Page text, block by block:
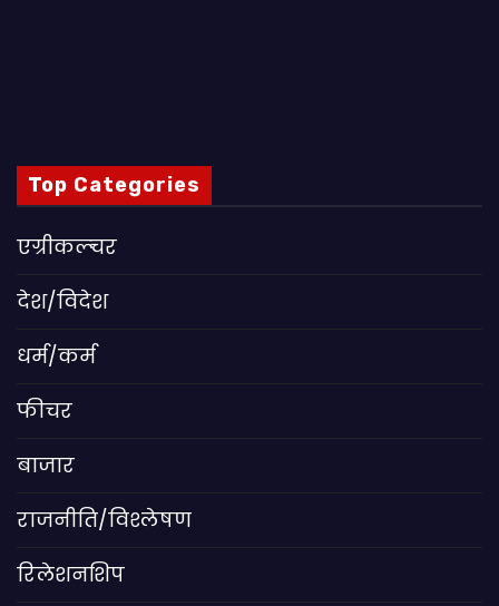
Top Categories
एग्रीकल्चर
देश/विदेश
धर्म/कर्म
फीचर
बाजार
राजनीति/विश्लेषण
रिलेशनशिप